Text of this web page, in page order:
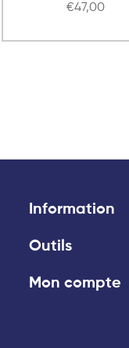
€47,00
Information
Outils
Mon compte